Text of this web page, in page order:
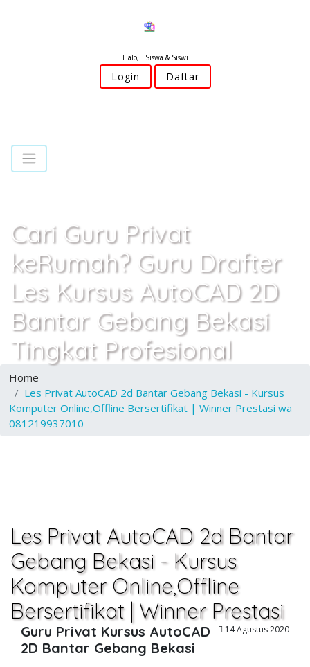
Halo, Siswa & Siswi
Login Daftar
Cari Guru Privat
keRumah? Guru Drafter
Les Kursus AutoCAD 2D
Bantar Gebang Bekasi
Tingkat Profesional
Home
Les Privat AutoCAD 2d Bantar Gebang Bekasi - Kursus
Komputer Online,Offline Bersertifikat | Winner Prestasi wa
081219937010
Les Privat AutoCAD 2d Bantar
Gebang Bekasi - Kursus
Komputer Online,Offline
Bersertifikat | Winner Prestasi
14 Agustus 2020
Guru Privat Kursus AutoCAD
2D Bantar Gebang Bekasi